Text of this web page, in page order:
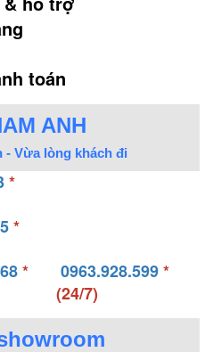
toán
ANH
- Vừa lòng khách đi
*
*
*
0963.928.599*
(24/7)